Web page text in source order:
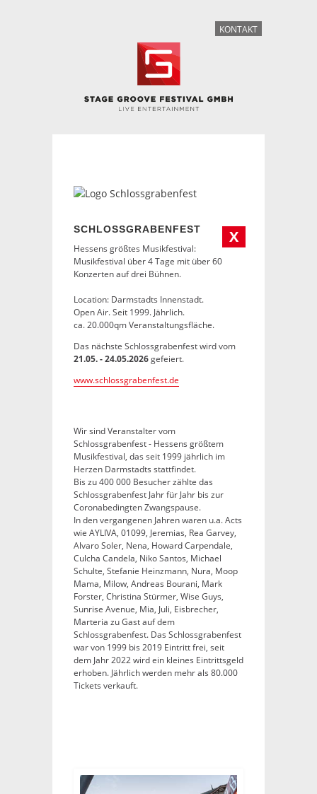
KONTAKT
SCHLOSSGRABENFEST
Hessens größtes Musikfestival:
Musikfestival über 4 Tage mit über 60
Konzerten auf drei Bühnen.
Location: Darmstadts Innenstadt.
Open Air. Seit 1999. Jährlich.
ca. 20.000qm Veranstaltungsfläche.
Das nächste Schlossgrabenfest wird vom
21.05. - 24.05.2026gefeiert.
www.schlossgrabenfest.de
Wir sind Veranstalter vom
Schlossgrabenfest - Hessens größtem
Musikfestival, das seit 1999 jährlich im
Herzen Darmstadts stattfindet.
Bis zu 400 000 Besucher zählte das
Schlossgrabenfest Jahr für Jahr bis zur
Coronabedingten Zwangspause.
In den vergangenen Jahren waren u.a. Acts
wie AYLIVA, 01099, Jeremias, Rea Garvey,
Alvaro Soler, Nena, Howard Carpendale,
Culcha Candela, Niko Santos, Michael
Schulte, Stefanie Heinzmann, Nura, Moop
Mama, Milow, Andreas Bourani, Mark
Forster, Christina Stürmer, Wise Guys,
Sunrise Avenue, Mia, Juli, Eisbrecher,
Marteria zu Gast auf dem
Schlossgrabenfest. Das Schlossgrabenfest
war von 1999 bis 2019 Eintritt frei, seit
dem Jahr 2022 wird ein kleines Eintrittsgeld
erhoben. Jährlich werden mehr als 80.000
Tickets verkauft.
X